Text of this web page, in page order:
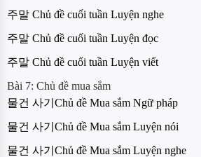
주말 Chủ đề cuối tuần Luyện nghe
주말 Chủ đề cuối tuần Luyện đọc
주말 Chủ đề cuối tuần Luyện viết
Bài 7: Chủ đề mua sắm
물건 사기Chủ đề Mua sắm Ngữ pháp
물건 사기Chủ đề Mua sắm Luyện nói
물건 사기Chủ đề Mua sắm Luyện nghe